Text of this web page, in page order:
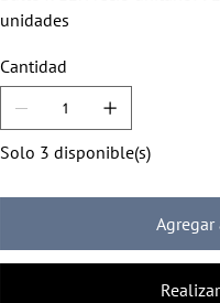
unidades
Cantidad
Solo 3 disponible(s)